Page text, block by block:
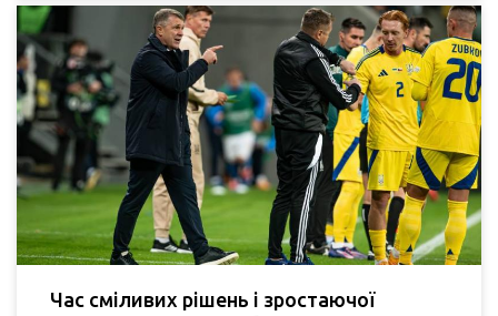
Час сміливих рішень і зростаючої